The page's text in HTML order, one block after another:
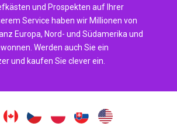
und Prospekten auf Ihrer
Service haben wir Millionen von
Europa, Nord- und Südamerika und
Werden auch Sie ein
und kaufen Sie clever ein.